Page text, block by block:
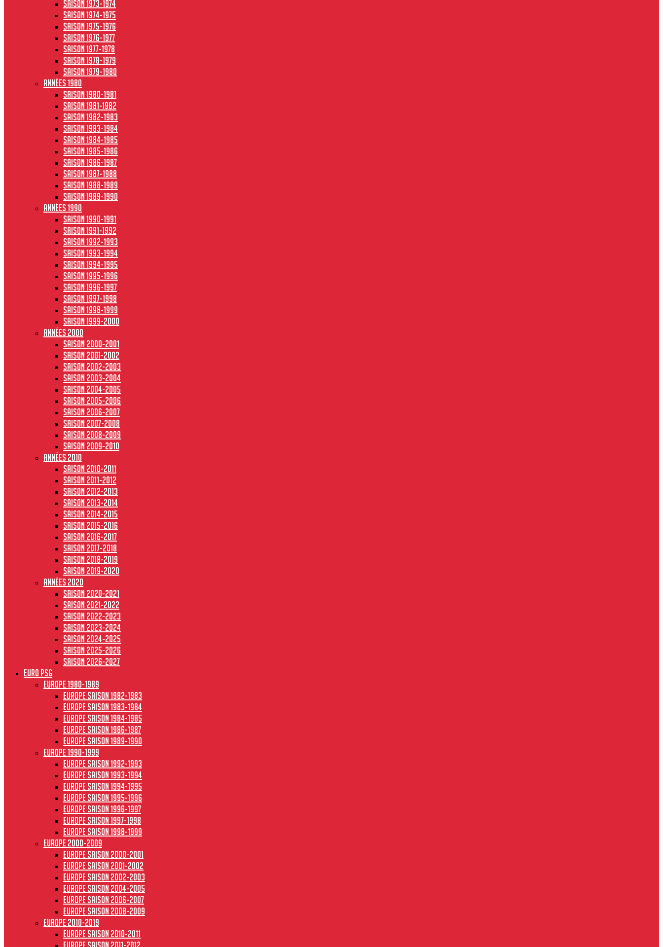
Saison 1973-1974
Saison 1974-1975
Saison 1975-1976
Saison 1976-1977
Saison 1977-1978
Saison 1978-1979
Saison 1979-1980
Années 1980
Saison 1980-1981
Saison 1981-1982
Saison 1982-1983
Saison 1983-1984
Saison 1984-1985
Saison 1985-1986
Saison 1986-1987
Saison 1987-1988
Saison 1988-1989
Saison 1989-1990
Années 1990
Saison 1990-1991
Saison 1991-1992
Saison 1992-1993
Saison 1993-1994
Saison 1994-1995
Saison 1995-1996
Saison 1996-1997
Saison 1997-1998
Saison 1998-1999
Saison 1999-2000
Années 2000
Saison 2000-2001
Saison 2001-2002
Saison 2002-2003
Saison 2003-2004
Saison 2004-2005
Saison 2005-2006
Saison 2006-2007
Saison 2007-2008
Saison 2008-2009
Saison 2009-2010
Années 2010
Saison 2010-2011
Saison 2011-2012
Saison 2012-2013
Saison 2013-2014
Saison 2014-2015
Saison 2015-2016
Saison 2016-2017
Saison 2017-2018
Saison 2018-2019
Saison 2019-2020
Années 2020
Saison 2020-2021
Saison 2021-2022
Saison 2022-2023
Saison 2023-2024
Saison 2024-2025
Saison 2025-2026
Saison 2026-2027
Euro PSG
Europe 1980-1989
Europe saison 1982-1983
Europe Saison 1983-1984
Europe saison 1984-1985
Europe saison 1986-1987
Europe saison 1989-1990
Europe 1990-1999
Europe saison 1992-1993
Europe saison 1993-1994
Europe saison 1994-1995
Europe saison 1995-1996
Europe saison 1996-1997
Europe Saison 1997-1998
Europe saison 1998-1999
Europe 2000-2009
Europe saison 2000-2001
Europe saison 2001-2002
Europe saison 2002-2003
Europe saison 2004-2005
Europe saison 2006-2007
Europe saison 2008-2009
Europe 2010-2019
Europe saison 2010-2011